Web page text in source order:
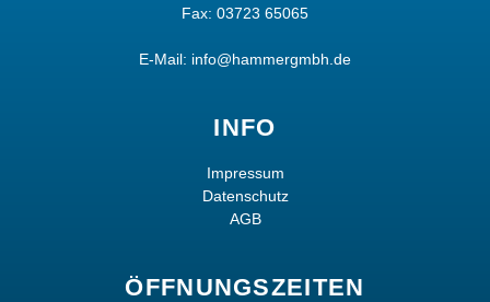
Fax: 03723 65065
E-Mail: info@hammergmbh.de
INFO
Impressum
Datenschutz
AGB
ÖFFNUNGSZEITEN